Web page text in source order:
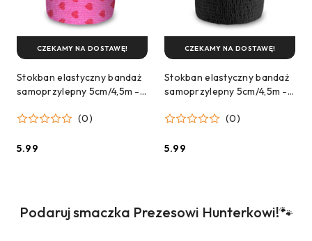
Stokban elastyczny bandaż
samoprzylepny 5cm/4,5m -
(0)
Cena:
5.99
CZEKAMY NA DOSTAWĘ!
Stokban elastyczny bandaż
samoprzylepny 5cm/4,5m -
(0)
Cena:
5.99
CZEKAMY NA DOSTAWĘ!
Pomiń karuzelę produktów
Produkty
Podaruj smaczka Prezesowi Hunterkowi!🐾